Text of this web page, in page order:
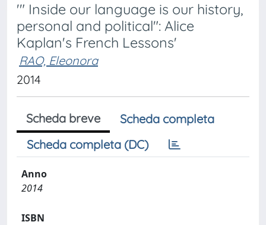
'" Inside our language is our history,
personal and political": Alice
Kaplan's French Lessons'
RAO, Eleonora
2014
Scheda breve
Scheda completa
Scheda completa (DC)
Anno
2014
ISBN